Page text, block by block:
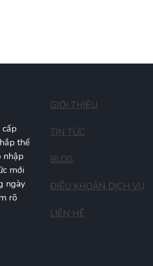
cấp
thế
nhập
mới
ngày
rõ
GIỚI THIỆU
TIN TỨC
BLOG
ĐIỀU KHOẢN DỊCH VỤ
LIÊN HÊ